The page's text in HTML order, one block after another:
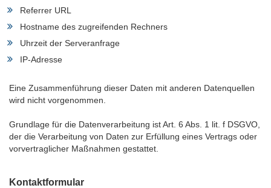
Referrer URL
Hostname des zugreifenden Rechners
Uhrzeit der Serveranfrage
IP-Adresse
Eine Zusammenführung dieser Daten mit anderen Datenquellen
wird nicht vorgenommen.
Grundlage für die Datenverarbeitung ist Art. 6 Abs. 1 lit. f DSGVO,
der die Verarbeitung von Daten zur Erfüllung eines Vertrags oder
vorvertraglicher Maßnahmen gestattet.
Kontaktformular